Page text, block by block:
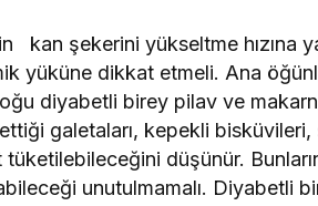
kan şekerini yükseltme hızına
yüküne dikkat etmeli. Ana
diyabetli birey pilav ve
galetaları, kepekli bisküvileri,
tüketilebileceğini düşünür.
unutulmamalı. Diyabetli